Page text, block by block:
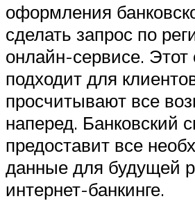
оформления
сделать запрос по
онлайн-сервисе. Этот
подходит для
просчитывают все
наперед. Банковский
предоставит все
данные для будущей
интернет-банкинге.